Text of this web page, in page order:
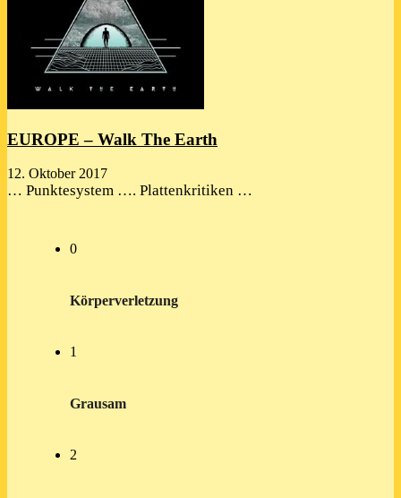
EUROPE – Walk The Earth
12. Oktober 2017
… Punktesystem …. Plattenkritiken …
0
Körperverletzung
1
Grausam
2